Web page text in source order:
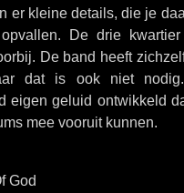
er kleine details, die je
De drie
De band heeft
dat is ook niet
eigen geluid ontwikkeld
mee vooruit kunnen.
God